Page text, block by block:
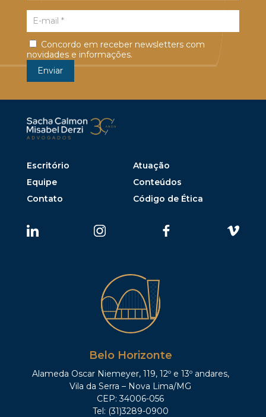
Concordo em receber newsletters com
novidades e informações.
Escritório
Atuação
Equipe
Conteúdos
Contato
Código de Ética
Belo Horizonte
Alameda Oscar Niemeyer, 119, 12º e 13º andares,
Vila da Serra – Nova Lima/MG
CEP: 34006-056
Tel: (31)3289-0900